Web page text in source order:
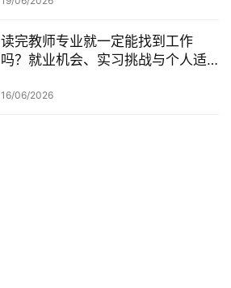
读完教师专业就一定能找到工作
吗？就业机会、实习挑战与个人适
16/06/2026